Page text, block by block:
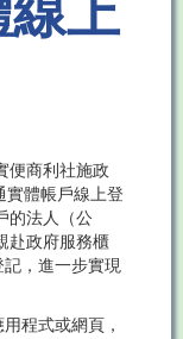
線上
便商利社施政
實體帳戶線上登
的法人（公
赴政府服務櫃
記，進一步實現
程式或網頁，